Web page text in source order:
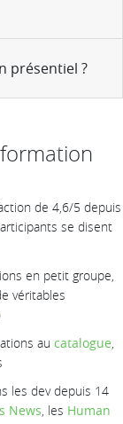
présentiel ?
de 4,6/5 depuis
se disent
en petit groupe,
véritables
au catalogue,
les dev depuis 14
News, les Human